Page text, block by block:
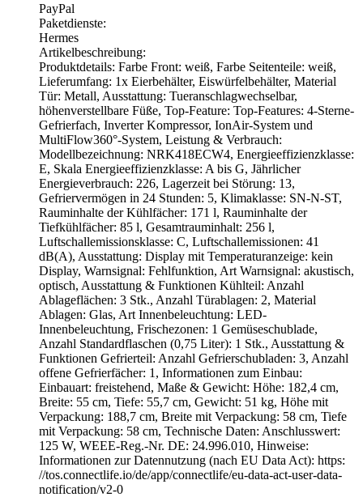
PayPal
Paketdienste:
Hermes
Artikelbeschreibung:
Produktdetails: Farbe Front: weiß, Farbe Seitenteile: weiß,
Lieferumfang: 1x Eierbehälter, Eiswürfelbehälter, Material
Tür: Metall, Ausstattung: Tueranschlagwechselbar,
höhenverstellbare Füße, Top-Feature: Top-Features: 4-Sterne-
Gefrierfach, Inverter Kompressor, IonAir-System und
MultiFlow360°-System, Leistung & Verbrauch:
Modellbezeichnung: NRK418ECW4, Energieeffizienzklasse:
E, Skala Energieeffizienzklasse: A bis G, Jährlicher
Energieverbrauch: 226, Lagerzeit bei Störung: 13,
Gefriervermögen in 24 Stunden: 5, Klimaklasse: SN-N-ST,
Rauminhalte der Kühlfächer: 171 l, Rauminhalte der
Tiefkühlfächer: 85 l, Gesamtrauminhalt: 256 l,
Luftschallemissionsklasse: C, Luftschallemissionen: 41
dB(A), Ausstattung: Display mit Temperaturanzeige: kein
Display, Warnsignal: Fehlfunktion, Art Warnsignal: akustisch,
optisch, Ausstattung & Funktionen Kühlteil: Anzahl
Ablageflächen: 3 Stk., Anzahl Türablagen: 2, Material
Ablagen: Glas, Art Innenbeleuchtung: LED-
Innenbeleuchtung, Frischezonen: 1 Gemüseschublade,
Anzahl Standardflaschen (0,75 Liter): 1 Stk., Ausstattung &
Funktionen Gefrierteil: Anzahl Gefrierschubladen: 3, Anzahl
offene Gefrierfächer: 1, Informationen zum Einbau:
Einbauart: freistehend, Maße & Gewicht: Höhe: 182,4 cm,
Breite: 55 cm, Tiefe: 55,7 cm, Gewicht: 51 kg, Höhe mit
Verpackung: 188,7 cm, Breite mit Verpackung: 58 cm, Tiefe
mit Verpackung: 58 cm, Technische Daten: Anschlusswert:
125 W, WEEE-Reg.-Nr. DE: 24.996.010, Hinweise:
Informationen zur Datennutzung (nach EU Data Act): https:
//tos.connectlife.io/de/app/connectlife/eu-data-act-user-data-
notification/v2-0